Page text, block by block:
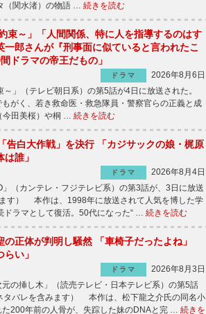
（関水渚）の物語 … 続きを読む
束～」「人間関係、特に人を指導するのはす
郎さんが『刑事面に似ていると言われたこ
ドラマの帝王だもの」
ドラマ
2026年8月6日
」（テレビ朝日系）の第5話が4日に放送された。
がく、若き救命医・救急隊員・警察官らの正義と成
今田美桜）や桐 … 続きを読む
告白大作戦」を決行 「カジサックの娘・梶原
誰」
ドラマ
2026年8月4日
（カンテレ・フジテレビ系）の第3話が、3日に放送
す） 本作は、1998年に放送されて人気を博した学
ドラマとして復活。50代になった“ … 続きを読む
の正体が判明し騒然 「車椅子だったよね」
い」
ドラマ
2026年8月3日
の挿し木」（読売テレビ・日本テレビ系）の第5話
タバレを含みます） 本作は、松下龍之介氏の同名小
200年前の人骨が、失踪した妹のDNAと完 … 続きを